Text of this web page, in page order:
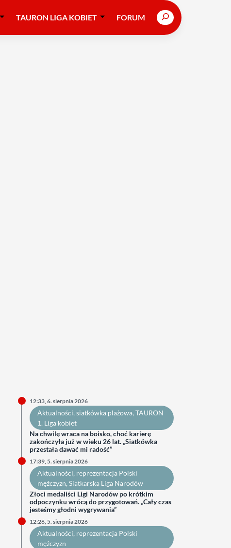
TAURON LIGA KOBIET FORUM Search
12:33, 6. sierpnia 2026
Aktualności, siatkówka plażowa, TAURON
1. Liga kobiet
Na chwilę wraca na boisko, choć karierę
zakończyła już w wieku 26 lat. „Siatkówka
przestała dawać mi radość”
17:39, 5. sierpnia 2026
Aktualności, reprezentacja Polski
mężczyzn, Siatkarska Liga Narodów
Złoci medaliści Ligi Narodów po krótkim
odpoczynku wrócą do przygotowań. „Cały czas
jesteśmy głodni wygrywania”
12:26, 5. sierpnia 2026
Aktualności, reprezentacja Polski
mężczyzn